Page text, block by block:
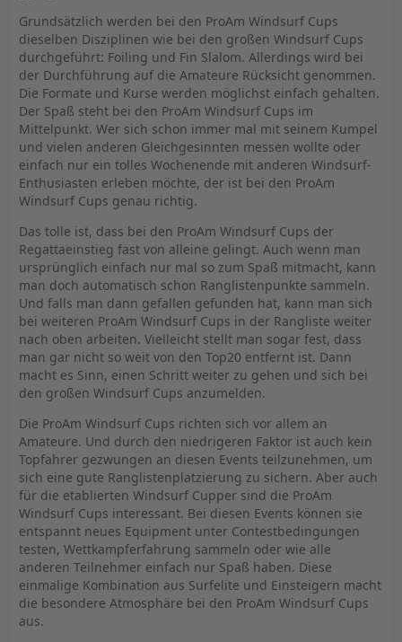
Grundsätzlich werden bei den ProAm Windsurf Cups
dieselben Disziplinen wie bei den großen Windsurf Cups
durchgeführt: Foiling und Fin Slalom. Allerdings wird bei
der Durchführung auf die Amateure Rücksicht genommen.
Die Formate und Kurse werden möglichst einfach gehalten.
Der Spaß steht bei den ProAm Windsurf Cups im
Mittelpunkt. Wer sich schon immer mal mit seinem Kumpel
und vielen anderen Gleichgesinnten messen wollte oder
einfach nur ein tolles Wochenende mit anderen Windsurf-
Enthusiasten erleben möchte, der ist bei den ProAm
Windsurf Cups genau richtig.
Das tolle ist, dass bei den ProAm Windsurf Cups der
Regattaeinstieg fast von alleine gelingt. Auch wenn man
ursprünglich einfach nur mal so zum Spaß mitmacht, kann
man doch automatisch schon Ranglistenpunkte sammeln.
Und falls man dann gefallen gefunden hat, kann man sich
bei weiteren ProAm Windsurf Cups in der Rangliste weiter
nach oben arbeiten. Vielleicht stellt man sogar fest, dass
man gar nicht so weit von den Top20 entfernt ist. Dann
macht es Sinn, einen Schritt weiter zu gehen und sich bei
den großen Windsurf Cups anzumelden.
Die ProAm Windsurf Cups richten sich vor allem an
Amateure. Und durch den niedrigeren Faktor ist auch kein
Topfahrer gezwungen an diesen Events teilzunehmen, um
sich eine gute Ranglistenplatzierung zu sichern. Aber auch
für die etablierten Windsurf Cupper sind die ProAm
Windsurf Cups interessant. Bei diesen Events können sie
entspannt neues Equipment unter Contestbedingungen
testen, Wettkampferfahrung sammeln oder wie alle
anderen Teilnehmer einfach nur Spaß haben. Diese
einmalige Kombination aus Surfelite und Einsteigern macht
die besondere Atmosphäre bei den ProAm Windsurf Cups
aus.